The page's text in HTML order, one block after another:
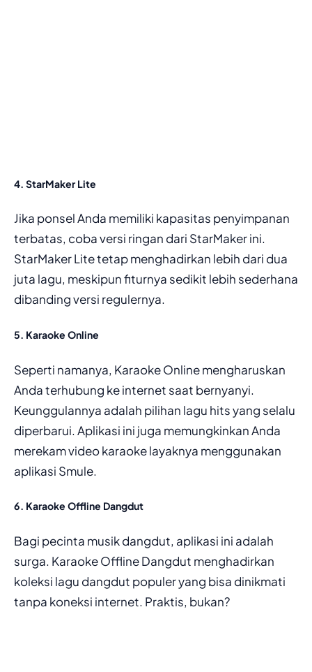
4. StarMaker Lite
Jika ponsel Anda memiliki kapasitas penyimpanan
terbatas, coba versi ringan dari StarMaker ini.
StarMaker Lite tetap menghadirkan lebih dari dua
juta lagu, meskipun fiturnya sedikit lebih sederhana
dibanding versi regulernya.
5. Karaoke Online
Seperti namanya, Karaoke Online mengharuskan
Anda terhubung ke internet saat bernyanyi.
Keunggulannya adalah pilihan lagu hits yang selalu
diperbarui. Aplikasi ini juga memungkinkan Anda
merekam video karaoke layaknya menggunakan
aplikasi Smule.
6. Karaoke Offline Dangdut
Bagi pecinta musik dangdut, aplikasi ini adalah
surga. Karaoke Offline Dangdut menghadirkan
koleksi lagu dangdut populer yang bisa dinikmati
tanpa koneksi internet. Praktis, bukan?